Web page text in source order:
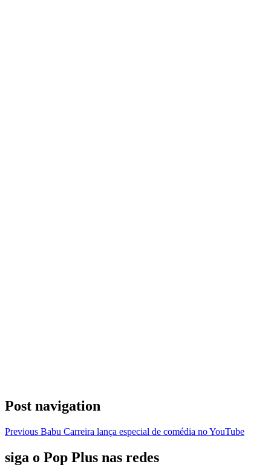
Post navigation
Previous Babu Carreira lança especial de comédia no YouTube
siga o Pop Plus nas redes